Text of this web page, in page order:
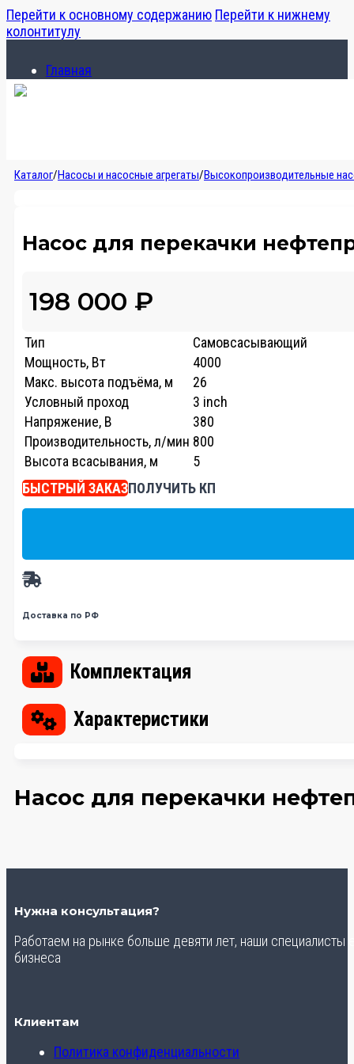
Перейти к основному содержанию Перейти к нижнему
колонтитулу
Главная
Каталог
Каталог/Насосы и насосные агрегаты/Высокопроизводительные
Насос для перекачки
198 000 ₽
Тип
Самовсасывающий
Мощность, Вт
4000
Макс. высота подъёма, м
26
Условный проход
3 inch
Напряжение, В
380
Производительность, л/мин 800
Высота всасывания, м
5
БЫСТРЫЙ ЗАКАЗПОЛУЧИТЬ КП
Доставка по РФ
Комплектация
Характеристики
Насос для перекачки
Нужна консультация?
Работаем на рынке больше девяти лет, наши
бизнеса
Клиентам
Политика конфиденциальности